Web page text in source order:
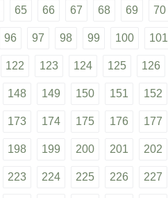
65 66 67 68 69 70
96 97 98 99 100 101
122 123 124 125 126
148 149 150 151 152
173 174 175 176 177
198 199 200 201 202
223 224 225 226 227